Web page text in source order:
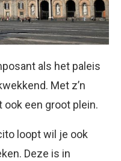
als het paleis
Met z’n
een groot plein.
loopt wil je ook
Deze is in